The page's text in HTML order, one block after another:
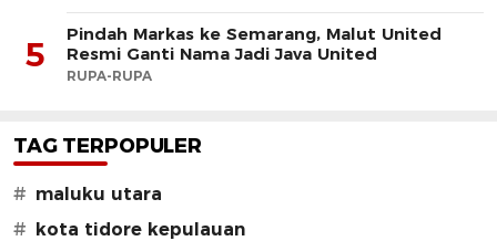
5
Pindah Markas ke Semarang, Malut United
Resmi Ganti Nama Jadi Java United
RUPA-RUPA
TAG TERPOPULER
# maluku utara
# kota tidore kepulauan